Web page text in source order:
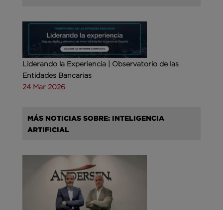
Liderando la Experiencia | Observatorio de las
Entidades Bancarias
24 Mar 2026
MÁS NOTICIAS SOBRE: INTELIGENCIA
ARTIFICIAL